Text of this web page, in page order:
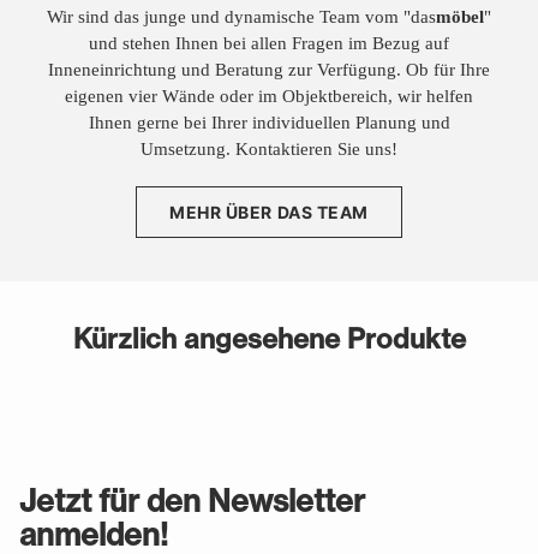
Wir sind das junge und dynamische Team vom "dasmöbel"
und stehen Ihnen bei allen Fragen im Bezug auf
Inneneinrichtung und Beratung zur Verfügung. Ob für Ihre
eigenen vier Wände oder im Objektbereich, wir helfen
Ihnen gerne bei Ihrer individuellen Planung und
Umsetzung. Kontaktieren Sie uns!
MEHR ÜBER DAS TEAM
Kürzlich angesehene Produkte
Jetzt für den Newsletter
anmelden!